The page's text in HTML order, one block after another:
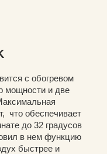
с обогревом
мощности и две
что обеспечивает
до 32 градусов
в нем функцию
быстрее и